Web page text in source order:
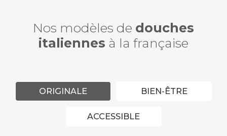
Nos modèles de douches
italiennes à la française
ORIGINALE BIEN-ÊTRE
ACCESSIBLE